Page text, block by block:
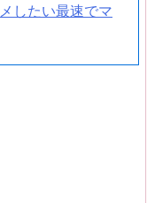
したい最速でマ